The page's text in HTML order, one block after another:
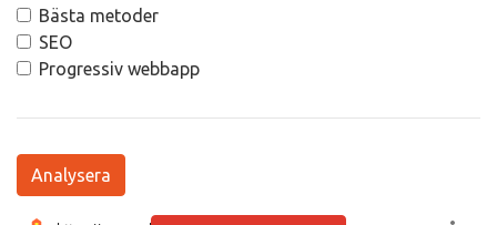
Bästa metoder
SEO
Progressiv webbapp
Analysera